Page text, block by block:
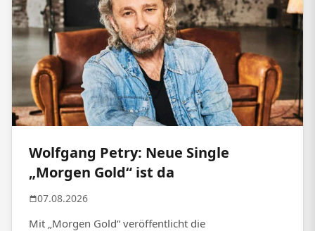
Wolfgang Petry: Neue Single
„Morgen Gold“ ist da
07.08.2026
Mit „Morgen Gold“ veröffentlicht die